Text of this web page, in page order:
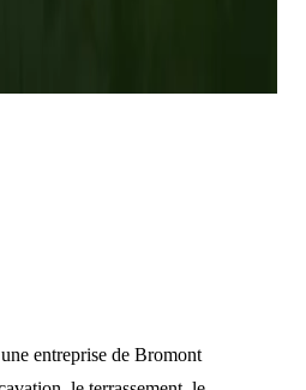
entreprise de Bromont